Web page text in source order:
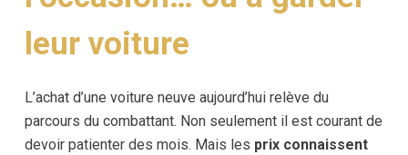
leur voiture
L’achat d’une voiture neuve aujourd’hui relève du
parcours du combattant. Non seulement il est courant de
devoir patienter des mois. Mais les prix connaissent